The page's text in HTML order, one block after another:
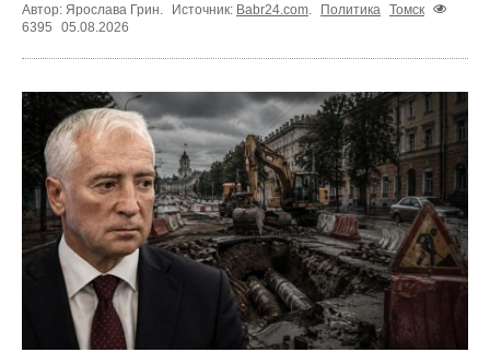
Автор: Ярослава Грин. Источник: Babr24.com Политика
Томск
6395
05.08.2026